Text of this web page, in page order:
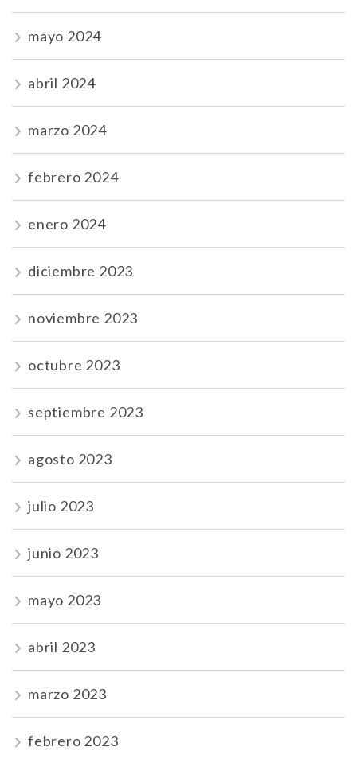
mayo 2024
abril 2024
marzo 2024
febrero 2024
enero 2024
diciembre 2023
noviembre 2023
octubre 2023
septiembre 2023
agosto 2023
julio 2023
junio 2023
mayo 2023
abril 2023
marzo 2023
febrero 2023